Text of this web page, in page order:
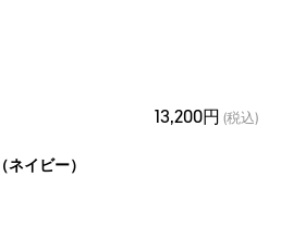
13,200円 (税込)
ネイビー）